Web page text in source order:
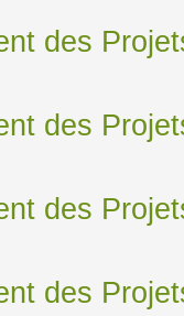
des
des
des
des